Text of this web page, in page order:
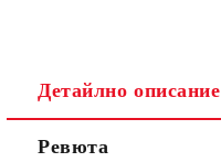
Детайлно описание
Ревюта